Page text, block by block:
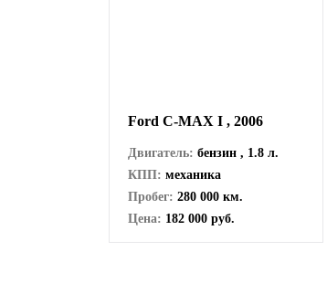
Ford C-MAX I , 2006
Двигатель: бензин , 1.8 л.
КПП: механика
Пробег: 280 000 км.
Цена: 182 000 руб.